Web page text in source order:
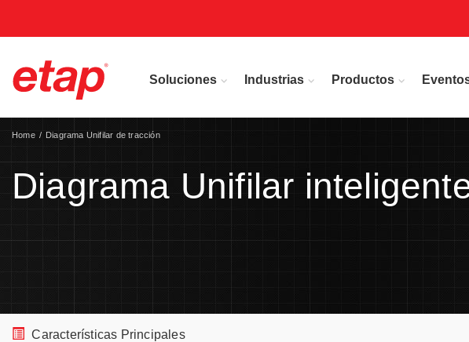
Soluciones Industrias Productos
Diagrama Unifilar
Home Diagrama Unifilar de tracción
Características Principales